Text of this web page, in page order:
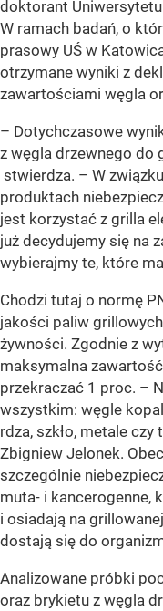
doktorant
W ramach badań, o
prasowy UŚ w
otrzymane wyniki z
zawartościami węgla
– Dotychczasowe
z węgla drzewnego do
stwierdza. – W
produktach
jest korzystać z grilla
już decydujemy się na
wybierajmy te, które
Chodzi tutaj o normę
jakości paliw
żywności. Zgodnie z
maksymalna
przekraczać 1 proc. –
wszystkim: węgle
rdza, szkło, metale
Zbigniew Jelonek.
szczególnie
muta- i kancerogenne,
i osiadają na
dostają się do
Analizowane próbki
oraz brykietu z węgla